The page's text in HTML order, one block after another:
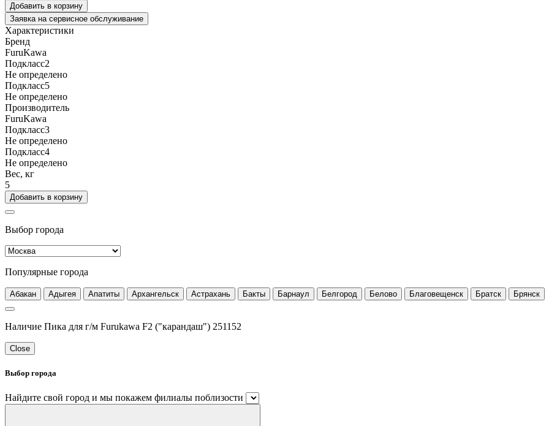
Добавить в корзину
Заявка на сервисное обслуживание
Характеристики
Бренд
FuruKawa
Подкласс2
Не определено
Подкласс5
Не определено
Производитель
FuruKawa
Подкласс3
Не определено
Подкласс4
Не определено
Вес, кг
5
Добавить в корзину
Выбор города
Популярные города
Абакан Адыгея Апатиты Архангельск Астрахань Бакты Барнаул Белгород Белово Благовещенск Братск Брянск
Наличие Пика для г/м Furukawa F2 ("карандаш") 251152
Close
Выбор города
Найдите свой город и мы покажем филиалы поблизости